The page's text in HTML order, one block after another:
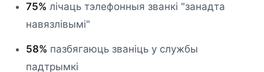
75% лічаць тэлефонныя званкі "занадта
навязлівымі"
58% пазбягаюць званіць у службы
падтрымкі